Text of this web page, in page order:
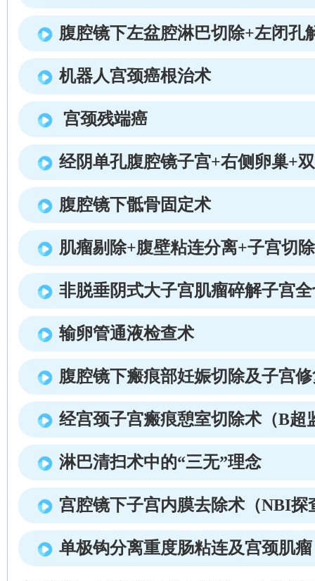
腹腔镜下左盆腔淋巴切除+左闭孔
机器人宫颈癌根治术
宫颈残端癌
经阴单孔腹腔镜子宫+右侧卵巢+
腹腔镜下骶骨固定术
肌瘤剔除+腹壁粘连分离+子宫切除
非脱垂阴式大子宫肌瘤碎解子宫
输卵管通液检查术
腹腔镜下瘢痕部妊娠切除及子宫
经宫颈子宫瘢痕憩室切除术（B超
淋巴清扫术中的“三无”理念
宫腔镜下子宫内膜去除术（NBI探
单极钩分离重度肠粘连及宫颈肌瘤